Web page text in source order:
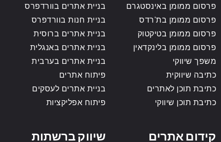
פרסום ממומן באינסטגרם
פרסום ממומן בת'רדס
פרסום ממומן בטיקטוק
פרסום ממומן בלינקדאין
משפך שיווקי
כתיבה שיווקית
כתיבת תוכן לאתרים
כתיבת תוכן שיווקי
בניית אתרים בוורדפרס
בניית חנות בוורדפרס
בניית אתרים ברוסית
בניית אתרים באנגלית
בניית אתרים בערבית
פיתוח אתרים
בניית אתרים לעסקים
פיתוח אפליקציות
קידום אתרים שיווק ברשתות